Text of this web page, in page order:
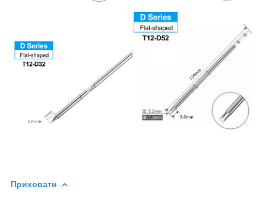
Приховати